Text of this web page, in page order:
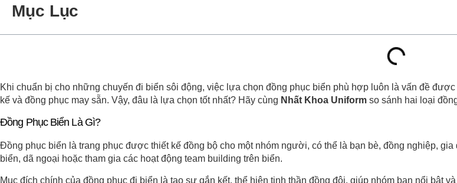
Mục Lục
Khi chuẩn bị cho những chuyến đi biển sôi động, việc lựa chọn đồng phục biển phù hợp luôn là vấn đề
kế và đồng phục may sẵn. Vậy, đâu là lựa chọn tốt nhất? Hãy cùng Nhất Khoa Uniform so sánh hai loại
Đồng Phục Biển Là Gì?
Đồng phục biển là trang phục được thiết kế đồng bộ cho một nhóm người, có thể là bạn bè, đồng nghiệp,
biển, dã ngoại hoặc tham gia các hoạt động team building trên biển.
Mục đích chính của đồng phục đi biển là tạo sự gắn kết, thể hiện tinh thần đồng đội, giúp nhóm bạn nổi bật